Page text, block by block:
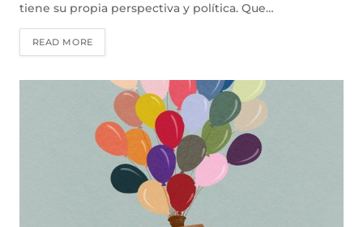
tiene su propia perspectiva y política. Que…
READ MORE